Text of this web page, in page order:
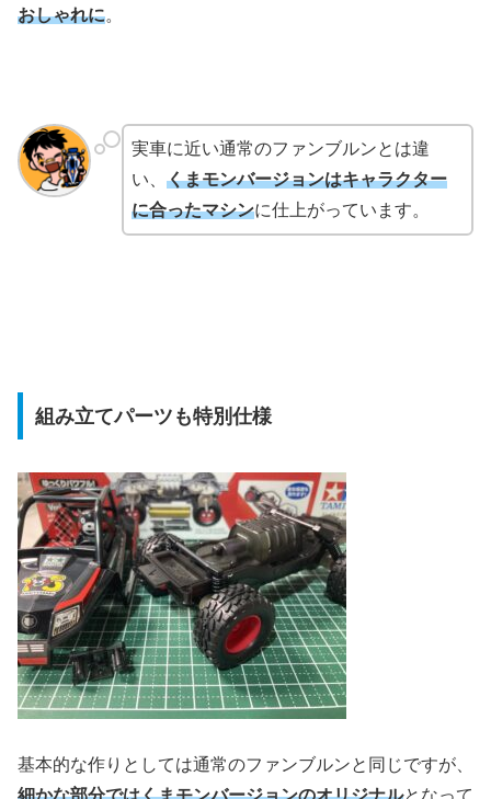
おしゃれに。
実車に近い通常のファンブルンとは違
い、 くまモンバージョンはキャラクター
に合ったマシンに仕上がっています。
組み立てパーツも特別仕様
基本的な作りとしては通常のファンブルンと同じですが、